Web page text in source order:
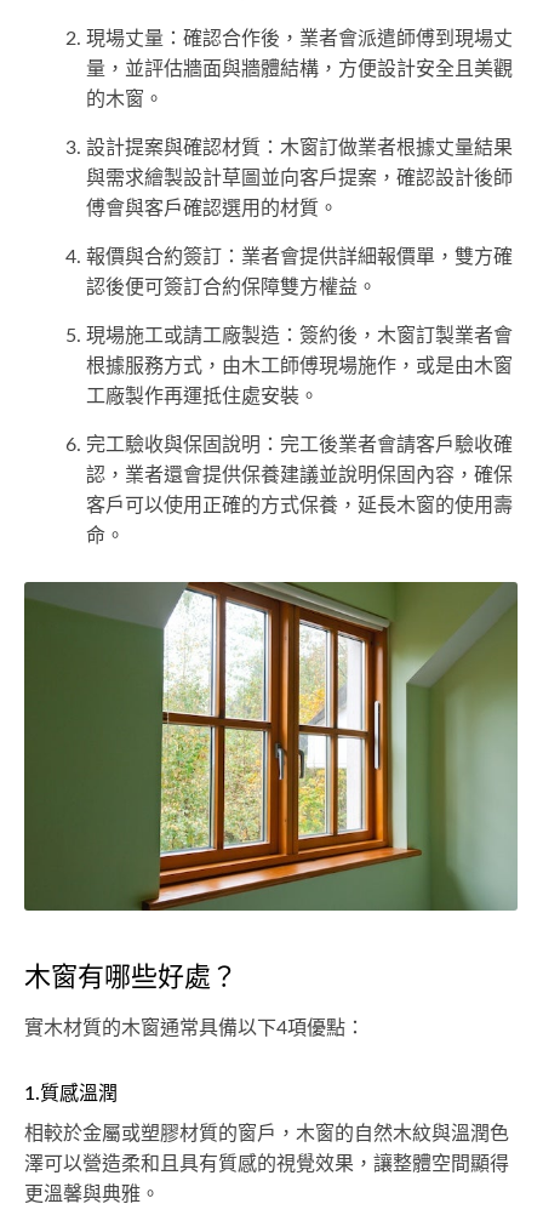
現場丈量：確認合作後，業者會派遣師傅到現場丈
量，並評估牆面與牆體結構，方便設計安全且美觀
的木窗。
設計提案與確認材質：木窗訂做業者根據丈量結果
與需求繪製設計草圖並向客戶提案，確認設計後師
傅會與客戶確認選用的材質。
報價與合約簽訂：業者會提供詳細報價單，雙方確
認後便可簽訂合約保障雙方權益。
現場施工或請工廠製造：簽約後，木窗訂製業者會
根據服務方式，由木工師傅現場施作，或是由木窗
工廠製作再運抵住處安裝。
完工驗收與保固說明：完工後業者會請客戶驗收確
認，業者還會提供保養建議並說明保固內容，確保
客戶可以使用正確的方式保養，延長木窗的使用壽
命。
木窗有哪些好處？
實木材質的木窗通常具備以下4項優點：
1.質感溫潤
相較於金屬或塑膠材質的窗戶，木窗的自然木紋與溫潤色
澤可以營造柔和且具有質感的視覺效果，讓整體空間顯得
更溫馨與典雅。